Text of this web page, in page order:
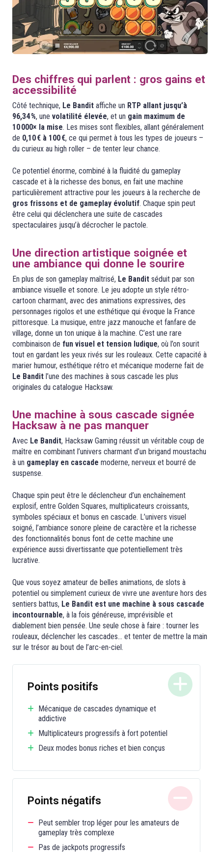
Des chiffres qui parlent : gros gains et
accessibilité
Côté technique, Le Bandit affiche un RTP allant jusqu’à
96,34 %, une volatilité élevée, et un gain maximum de
10 000× la mise. Les mises sont flexibles, allant généralement
de 0,10 € à 100 €, ce qui permet à tous les types de joueurs –
du curieux au high roller – de tenter leur chance.
Ce potentiel énorme, combiné à la fluidité du gameplay
cascade et à la richesse des bonus, en fait une machine
particulièrement attractive pour les joueurs à la recherche de
gros frissons et de gameplay évolutif. Chaque spin peut
être celui qui déclenchera une suite de cascades
spectaculaires jusqu’à décrocher le pactole.
Une direction artistique soignée et
une ambiance qui donne le sourire
En plus de son gameplay maîtrisé, Le Bandit séduit par son
ambiance visuelle et sonore. Le jeu adopte un style rétro-
cartoon charmant, avec des animations expressives, des
personnages rigolos et une esthétique qui évoque la France
pittoresque. La musique, entre jazz manouche et fanfare de
village, donne un ton unique à la machine. C’est une rare
combinaison de fun visuel et tension ludique, où l’on sourit
tout en gardant les yeux rivés sur les rouleaux. Cette capacité à
marier humour, esthétique rétro et mécanique moderne fait de
Le Bandit l’une des machines à sous cascade les plus
originales du catalogue Hacksaw.
Une machine à sous cascade signée
Hacksaw à ne pas manquer
Avec Le Bandit, Hacksaw Gaming réussit un véritable coup de
maître en combinant l’univers charmant d’un brigand moustachu
à un gameplay en cascade moderne, nerveux et bourré de
suspense.
Chaque spin peut être le déclencheur d’un enchaînement
explosif, entre Golden Squares, multiplicateurs croissants,
symboles spéciaux et bonus en cascade. L’univers visuel
soigné, l’ambiance sonore pleine de caractère et la richesse
des fonctionnalités bonus font de cette machine une
expérience aussi divertissante que potentiellement très
lucrative.
Que vous soyez amateur de belles animations, de slots à
potentiel ou simplement curieux de vivre une aventure hors des
sentiers battus, Le Bandit est une machine à sous cascade
incontournable, à la fois généreuse, imprévisible et
diablement bien pensée. Une seule chose à faire : tourner les
rouleaux, déclencher les cascades… et tenter de mettre la main
sur le trésor au bout de l’arc-en-ciel.
Points positifs
Mécanique de cascades dynamique et
addictive
Multiplicateurs progressifs à fort potentiel
Deux modes bonus riches et bien conçus
Points négatifs
Peut sembler trop léger pour les amateurs de
gameplay très complexe
Pas de jackpots progressifs